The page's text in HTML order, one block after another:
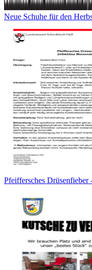
Neue Schuhe für den
Pfeiffersches